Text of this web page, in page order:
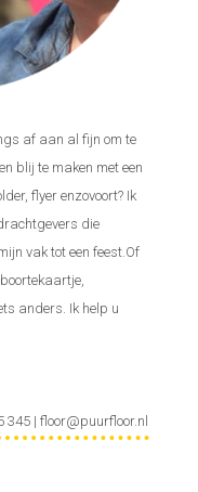
af aan al fijn om te
blij te maken met een
flyer enzovoort? Ik
die
vak tot een feest.Of
anders. Ik help u
345 | floor@puurfloor.nl